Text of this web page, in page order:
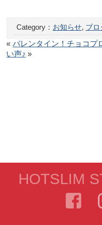
Category： お知らせ, ブロ
«バレンタイン！チョコ
い声♪ »
HOTSLIM